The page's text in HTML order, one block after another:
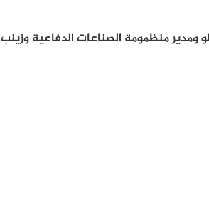
منظمومة الصناعات الدفاعية وزينب